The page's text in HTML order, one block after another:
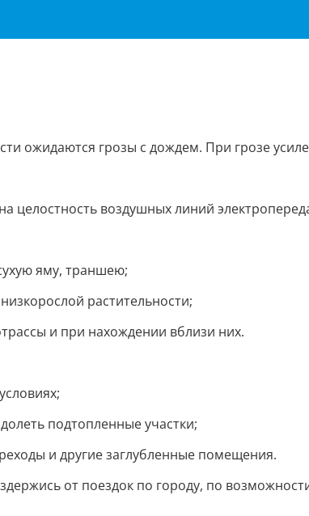
ожидаются грозы с дождем. При грозе
целостность воздушных линий
яму, траншею;
растительности;
и при нахождении вблизи них.
подтопленные участки;
и другие заглубленные помещения.
от поездок по городу, по